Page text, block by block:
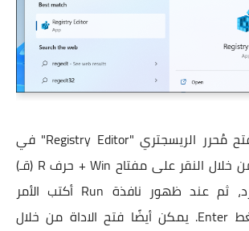
مبدائيًا ستقوم بفتح مُحرر الريسجتري "Registry Editor" في
ويندوز 10 أو 11 من خلال النقر على مفتاح Win + حرف R (قـ)
معًا على الكيبورد، ثم عند ظهور نافذة Run أكتب الأمر
] واضغط Enter. يمكن أيضًا فتح الاداة من خلال